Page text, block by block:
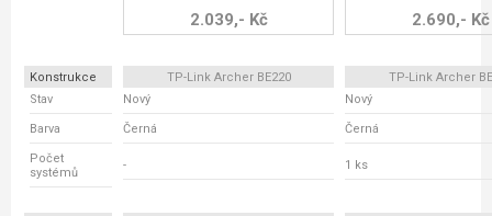
2.039,- Kč 2.690,- Kč
Konstrukce TP-Link Archer BE220
TP-Link Archer
Stav
Nový Nový
Barva Černá Černá
Počet
systémů
- 1 ks